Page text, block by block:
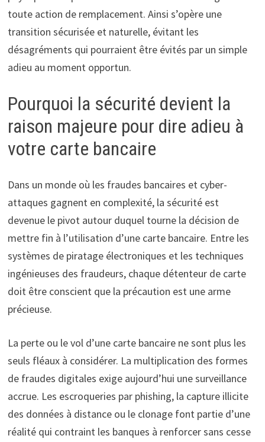
toute action de remplacement. Ainsi s’opère une
transition sécurisée et naturelle, évitant les
désagréments qui pourraient être évités par un simple
adieu au moment opportun.
Pourquoi la sécurité devient la
raison majeure pour dire adieu à
votre carte bancaire
Dans un monde où les fraudes bancaires et cyber-
attaques gagnent en complexité, la sécurité est
devenue le pivot autour duquel tourne la décision de
mettre fin à l’utilisation d’une carte bancaire. Entre les
systèmes de piratage électroniques et les techniques
ingénieuses des fraudeurs, chaque détenteur de carte
doit être conscient que la précaution est une arme
précieuse.
La perte ou le vol d’une carte bancaire ne sont plus les
seuls fléaux à considérer. La multiplication des formes
de fraudes digitales exige aujourd’hui une surveillance
accrue. Les escroqueries par phishing, la capture illicite
des données à distance ou le clonage font partie d’une
réalité qui contraint les banques à renforcer sans cesse